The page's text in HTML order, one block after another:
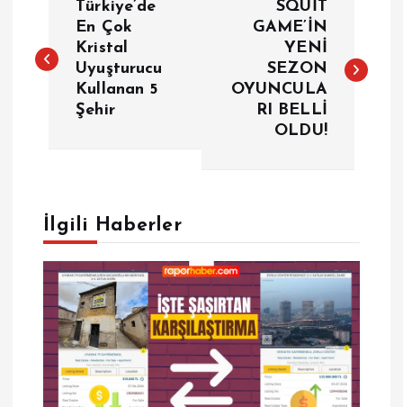
z
e
z
n
m
Türkiye’de
En Çok
Kristal
Uyuşturucu
Kullanan 5
Şehir
SQUİT
GAME’İN
YENİ
SEZON
OYUNCULA
RI BELLİ
OLDU!
İlgili Haberler